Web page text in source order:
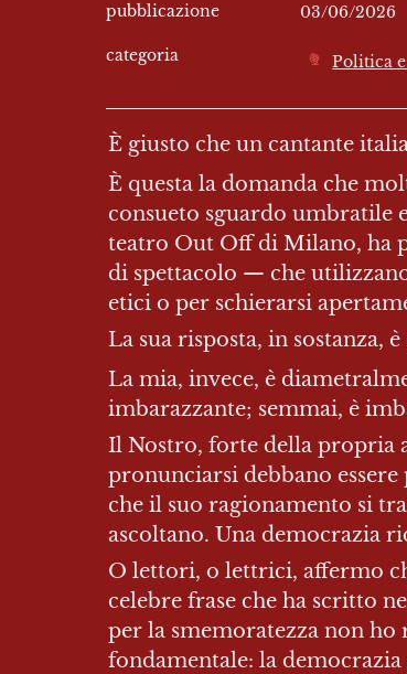
pubblicazione 03/06/2026
categoria Politica
È giusto che un cantante
È questa la domanda che
consueto sguardo umbratile
teatro Out Off di Milano, ha
di spettacolo — che
etici o per schierarsi
La sua risposta, in sostanza,
La mia, invece, è
imbarazzante; semmai, è
Il Nostro, forte della propria
pronunciarsi debbano
che il suo ragionamento si
ascoltano. Una democrazia
O lettori, o lettrici, affermo
celebre frase che ha scritto
per la smemoratezza non
fondamentale: la